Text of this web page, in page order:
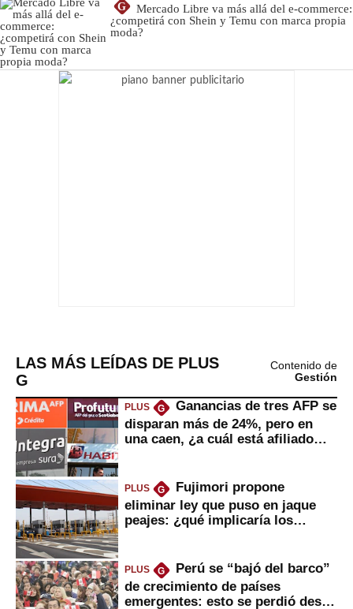
G
Mercado Libre va más allá del e-commerce:
¿competirá con Shein y Temu con marca propia
moda?
LAS MÁS LEÍDAS DE PLUS
G
Contenido de
Gestión
PLUS G
Ganancias de tres AFP se
disparan más de 24%, pero en
una caen, ¿a cuál está afiliado
PLUS G
Fujimori propone
eliminar ley que puso en jaque
peajes: ¿qué implicaría los
PLUS G
Perú se “bajó del barco”
de crecimiento de países
emergentes: esto se perdió desde